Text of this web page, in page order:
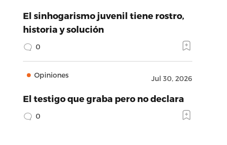
El sinhogarismo juvenil tiene rostro,
historia y solución
0
Opiniones Jul 30, 2026
El testigo que graba pero no declara
0